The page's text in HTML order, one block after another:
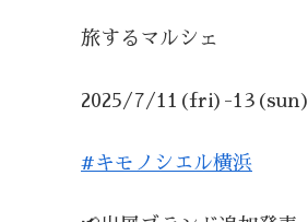
旅するマルシェ
2025/7/11(fri)-13(sun)
#キモノシエル横浜